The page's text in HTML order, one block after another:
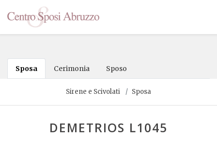
Sposa Cerimonia Sposo
Sirene e Scivolati Sposa
DEMETRIOS L1045